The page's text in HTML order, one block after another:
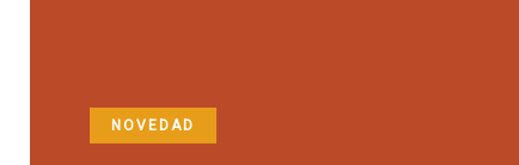
NOVEDAD